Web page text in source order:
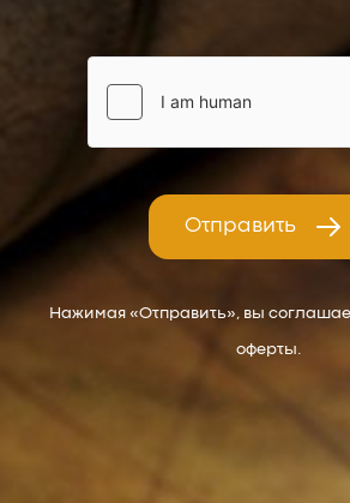
Отправить
Нажимая «Отправить», вы
оферты.